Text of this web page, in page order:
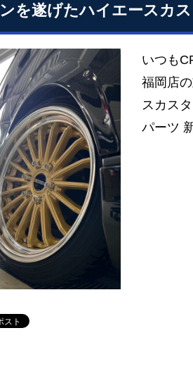
を遂げたハイエースカス
いつも
福岡店
スカス
パーツ